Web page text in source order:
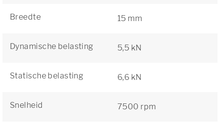
Breedte 15 mm
Dynamische belasting 5,5 kN
Statische belasting 6,6 kN
Snelheid 7500 rpm